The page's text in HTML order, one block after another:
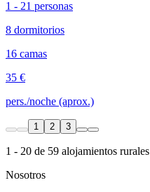
1 - 21 personas
8 dormitorios
16 camas
35 €
pers./noche (aprox.)
1 2 3
1 - 20 de 59 alojamientos rurales
Nosotros